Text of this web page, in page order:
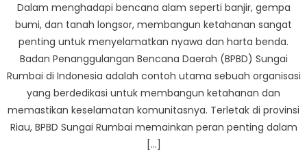
Dalam menghadapi bencana alam seperti banjir, gempa
bumi, dan tanah longsor, membangun ketahanan sangat
penting untuk menyelamatkan nyawa dan harta benda.
Badan Penanggulangan Bencana Daerah (BPBD) Sungai
Rumbai di Indonesia adalah contoh utama sebuah organisasi
yang berdedikasi untuk membangun ketahanan dan
memastikan keselamatan komunitasnya. Terletak di provinsi
Riau, BPBD Sungai Rumbai memainkan peran penting dalam
[…]